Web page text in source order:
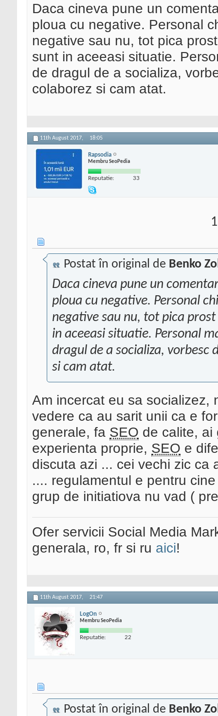
Daca cineva pune un
ploua cu negative. Personal
negative sau nu, tot pica
sunt in aceeasi situatie.
de dragul de a socializa,
colaborez si cam atat.
11th August 2017, 18:05
Rapsodia
Membru SeoPedia
Reputatie: 33
Postat în original de Benko
Daca cineva pune un
ploua cu negative. Personal
negative sau nu, tot pica
in aceeasi situatie. Personal
dragul de a socializa, vorbesc
si cam atat.
Am incercat eu sa socializez,
vedere ca au sarit unii ca e
generale, fa SEO de calite, ai
experienta proprie, SEO e
discuta azi ... cei vechi zic ca
.... regulamentul e pentru
grup de initiatiova nu vad (
Ofer servicii Social Media
generala, ro, fr si ru aici!
11th August 2017, 21:47
LogOn
Membru SeoPedia
Reputatie: 22
Postat în original de Benko